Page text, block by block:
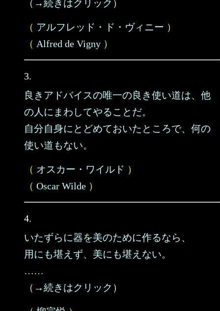
（→続きはクリック）
（ アルフレッド・ド・ヴィニー ）
（ Alfred de Vigny ）
3.
良きアドバイスの唯一の良き使い道は、他
の人にまわしてやることだ。
自分自身にとどめておいたところで、何の
使い道もない。
（ オスカー・ワイルド ）
（ Oscar Wilde ）
4.
いたずらに器を美のために作るなら、
用にも堪えず、美にも堪えない。
……
（→続きはクリック）